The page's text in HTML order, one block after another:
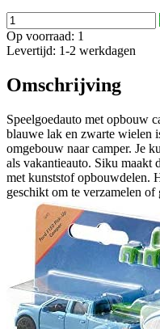
Op voorraad: 1
Levertijd: 1-2 werkdagen
Omschrijving
Speelgoedauto met opbouw
blauwe lak en zwarte wielen
omgebouw naar camper. Je
als vakantieauto. Siku maakt
met kunststof opbouwdelen.
geschikt om te verzamelen